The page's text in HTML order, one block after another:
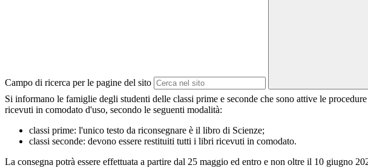
Campo di ricerca per le pagine del sito
Si informano le famiglie degli studenti delle classi prime e seconde che sono attive le
ricevuti in comodato d'uso, secondo le seguenti modalità:
classi prime: l'unico testo da riconsegnare è il libro di Scienze;
classi seconde: devono essere restituiti tutti i libri ricevuti in comodato.
La consegna potrà essere effettuata a partire dal 25 maggio ed entro e non oltre il 10 giugno